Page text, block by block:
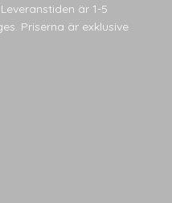
är 1-5
Priserna är exklusive